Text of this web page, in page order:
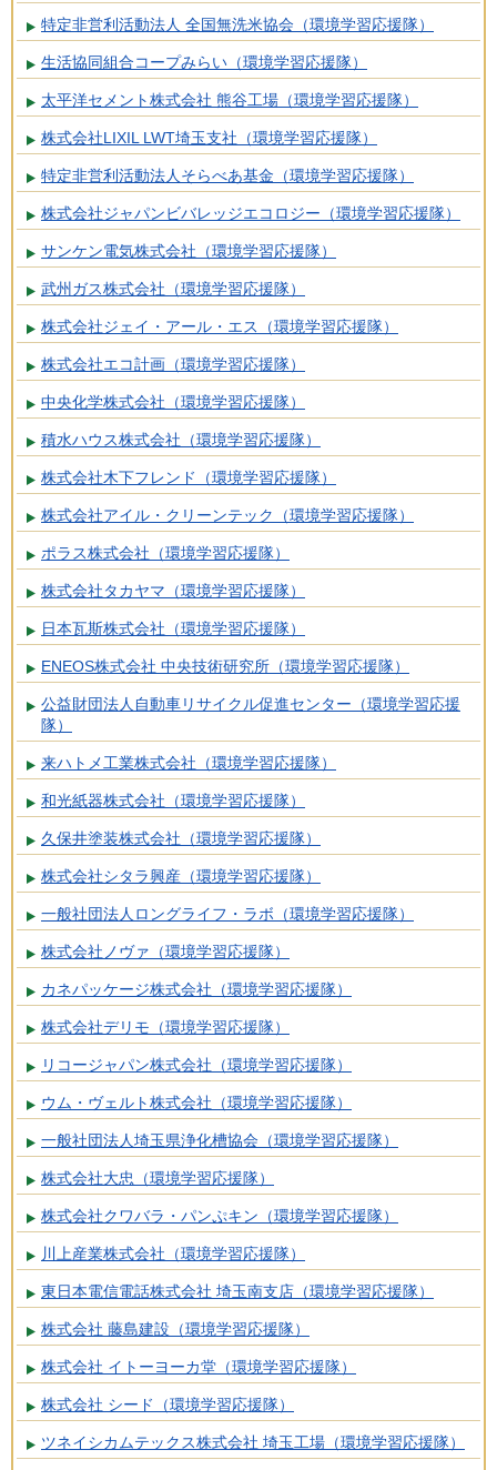
特定非営利活動法人 全国無洗米協会（環境学習応援隊）
生活協同組合コープみらい（環境学習応援隊）
太平洋セメント株式会社 熊谷工場（環境学習応援隊）
株式会社LIXIL LWT埼玉支社（環境学習応援隊）
特定非営利活動法人そらべあ基金（環境学習応援隊）
株式会社ジャパンビバレッジエコロジー（環境学習応援隊）
サンケン電気株式会社（環境学習応援隊）
武州ガス株式会社（環境学習応援隊）
株式会社ジェイ・アール・エス（環境学習応援隊）
株式会社エコ計画（環境学習応援隊）
中央化学株式会社（環境学習応援隊）
積水ハウス株式会社（環境学習応援隊）
株式会社木下フレンド（環境学習応援隊）
株式会社アイル・クリーンテック（環境学習応援隊）
ポラス株式会社（環境学習応援隊）
株式会社タカヤマ（環境学習応援隊）
日本瓦斯株式会社（環境学習応援隊）
ENEOS株式会社 中央技術研究所（環境学習応援隊）
公益財団法人自動車リサイクル促進センター（環境学習応援
隊）
来ハトメ工業株式会社（環境学習応援隊）
和光紙器株式会社（環境学習応援隊）
久保井塗装株式会社（環境学習応援隊）
株式会社シタラ興産（環境学習応援隊）
一般社団法人ロングライフ・ラボ（環境学習応援隊）
株式会社ノヴァ（環境学習応援隊）
カネパッケージ株式会社（環境学習応援隊）
株式会社デリモ（環境学習応援隊）
リコージャパン株式会社（環境学習応援隊）
ウム・ヴェルト株式会社（環境学習応援隊）
一般社団法人埼玉県浄化槽協会（環境学習応援隊）
株式会社大忠（環境学習応援隊）
株式会社クワバラ・パンぷキン（環境学習応援隊）
川上産業株式会社（環境学習応援隊）
東日本電信電話株式会社 埼玉南支店（環境学習応援隊）
株式会社 藤島建設（環境学習応援隊）
株式会社 イトーヨーカ堂（環境学習応援隊）
株式会社 シード（環境学習応援隊）
ツネイシカムテックス株式会社 埼玉工場（環境学習応援隊）